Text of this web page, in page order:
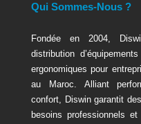
Qui Sommes-Nous ?
Fondée en 2004,
distribution
ergonomiques pour
au Maroc. Alliant
confort, Diswin garantit
besoins professionnels